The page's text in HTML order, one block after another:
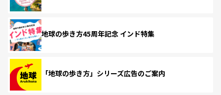
地球の歩き方45周年記念 インド特集
「地球の歩き方」シリーズ広告のご案内